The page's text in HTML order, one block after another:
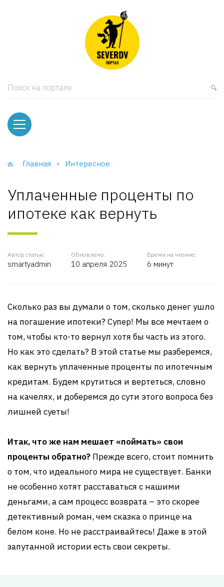
Поиск на портале
Главная Интересное
Уплаченные проценты по
ипотеке как вернуть
Автор статьи:
smartyadmin
Обновлено:
10 апреля 2025
Время на чтение:
6 минут
Сколько раз вы думали о том, сколько денег ушло
на погашение ипотеки? Супер! Мы все мечтаем о
том, чтобы кто-то вернул хотя бы часть из этого.
Но как это сделать? В этой статье мы разберемся,
как вернуть уплаченные проценты по ипотечным
кредитам. Будем крутиться и вертеться, словно
на качелях, и доберемся до сути этого вопроса без
лишней суеты!
Итак, что же нам мешает «поймать» свои
проценты обратно? Прежде всего, стоит помнить
о том, что идеального мира не существует. Банки
не особенно хотят расставаться с нашими
деньгами, а сам процесс возврата – это скорее
детективный роман, чем сказка о принце на
белом коне. Но не расстраивайтесь! Даже в этой
запутанной истории есть свои секреты.
и тумбы